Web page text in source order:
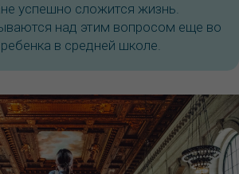
успешно сложится жизнь.
над этим вопросом еще во
в средней школе.